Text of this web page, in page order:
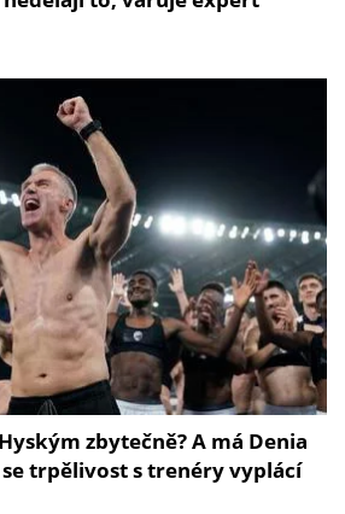
zbytečně? A má Denia
se trpělivost s trenéry vyplácí